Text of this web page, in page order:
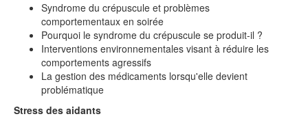
Syndrome du crépuscule et problèmes
comportementaux en soirée
Pourquoi le syndrome du crépuscule se produit-il ?
Interventions environnementales visant à réduire les
comportements agressifs
La gestion des médicaments lorsqu'elle devient
problématique
Stress des aidants